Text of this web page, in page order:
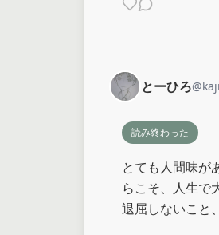
とーひろ@
読み終わった
とても人間味が
らこそ、人生で
退屈しないこと